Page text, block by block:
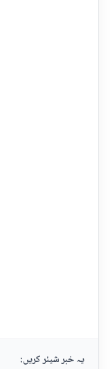
یہ خبر شیئر کریں: